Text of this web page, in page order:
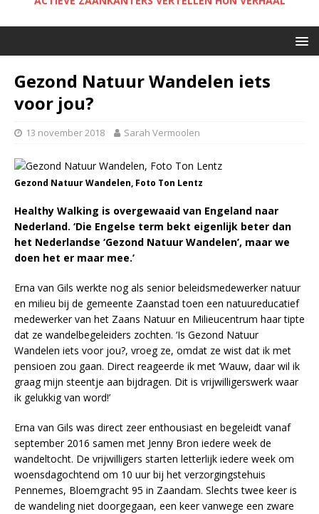
Gezond Natuur Wandelen iets
voor jou?
13 november 2018 Sarah Vermoolen
Gezond Natuur Wandelen, Foto Ton Lentz
Healthy Walking is overgewaaid van Engeland naar
Nederland. ‘Die Engelse term bekt eigenlijk beter dan
het Nederlandse ‘Gezond Natuur Wandelen’, maar we
doen het er maar mee.’
Erna van Gils werkte nog als senior beleidsmedewerker natuur
en milieu bij de gemeente Zaanstad toen een natuureducatief
medewerker van het Zaans Natuur en Milieucentrum haar tipte
dat ze wandelbegeleiders zochten. ‘Is Gezond Natuur
Wandelen iets voor jou?, vroeg ze, omdat ze wist dat ik met
pensioen zou gaan. Direct reageerde ik met ‘Wauw, daar wil ik
graag mijn steentje aan bijdragen. Dit is vrijwilligerswerk waar
ik gelukkig van word!’
Erna van Gils was direct zeer enthousiast en begeleidt vanaf
september 2016 samen met Jenny Bron iedere week de
wandeltocht. De vrijwilligers starten letterlijk iedere week om
woensdagochtend om 10 uur bij het verzorgingstehuis
Pennemes, Bloemgracht 95 in Zaandam. Slechts twee keer is
de wandeling niet doorgegaan, een keer vanwege een zware